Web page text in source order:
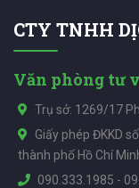
CTY TNHH
Văn phòng tư
Trụ sở: 1269/17
Giấy phép ĐKKD
thành phố Hồ Chí
090.333.1985 -